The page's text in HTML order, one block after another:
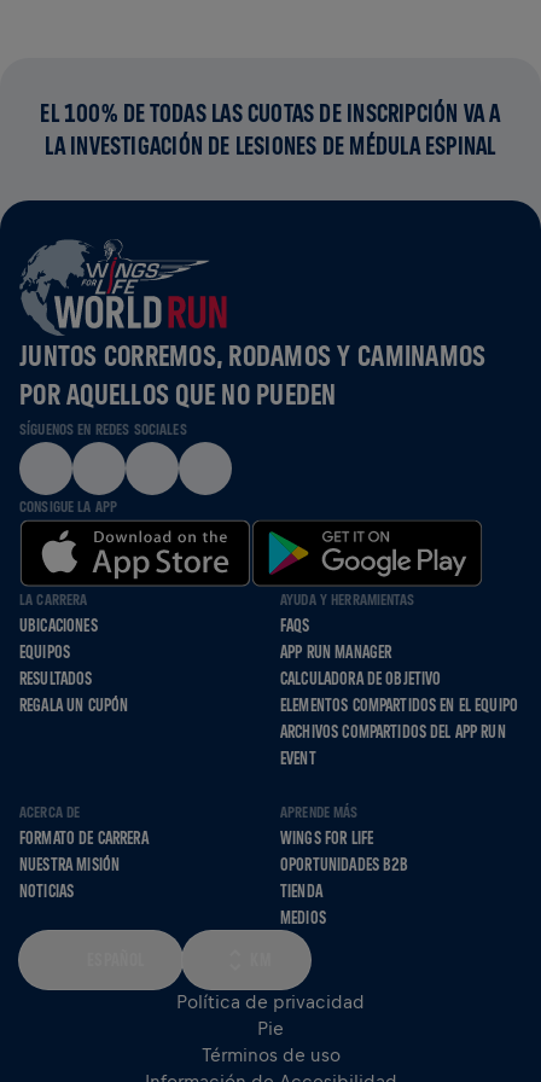
EL 100% DE TODAS LAS CUOTAS DE INSCRIPCIÓN VA A
LA INVESTIGACIÓN DE LESIONES DE MÉDULA ESPINAL
JUNTOS CORREMOS, RODAMOS Y CAMINAMOS
POR AQUELLOS QUE NO PUEDEN
SÍGUENOS EN REDES SOCIALES
CONSIGUE LA APP
LA CARRERA
UBICACIONES
EQUIPOS
RESULTADOS
REGALA UN CUPÓN
AYUDA Y HERRAMIENTAS
FAQS
APP RUN MANAGER
CALCULADORA DE OBJETIVO
ELEMENTOS COMPARTIDOS EN EL EQUIPO
ARCHIVOS COMPARTIDOS DEL APP RUN
EVENT
ACERCA DE
FORMATO DE CARRERA
NUESTRA MISIÓN
NOTICIAS
APRENDE MÁS
WINGS FOR LIFE
OPORTUNIDADES B2B
TIENDA
MEDIOS
Política de privacidad
Pie
Términos de uso